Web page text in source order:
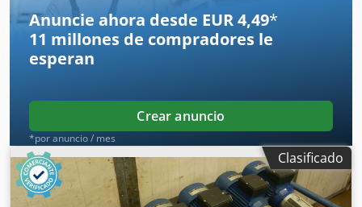
Anuncie ahora desde EUR 4,49*
11 millones de compradores le
esperan
Crear anuncio
*por anuncio / mes
Clasificado